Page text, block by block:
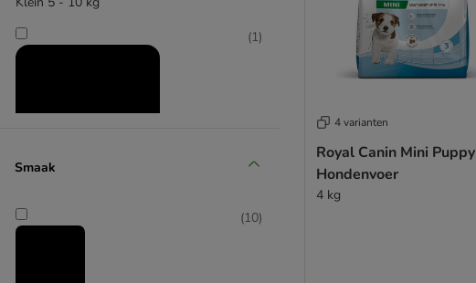
Middelgroot 11 - 25 kg
(1)
Smaak
(10)
4 varianten
Royal Canin Mini Puppy
Hondenvoer
4 kg